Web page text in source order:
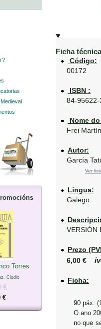
Torres
Clodio
€
€
Ficha
Código:
00172
ISBN :
84-95622-
Nome
Frei
Autor:
García
Ver
Lingua:
Galego
VERSIÓN
Prezo
6,00 €
Ficha:
90 páx.
O ano
no que